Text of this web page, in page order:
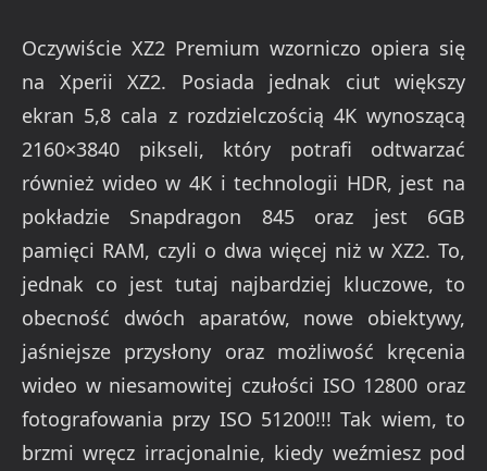
Oczywiście XZ2 Premium wzorniczo opiera się
na Xperii XZ2. Posiada jednak ciut większy
ekran 5,8 cala z rozdzielczością 4K wynoszącą
2160×3840 pikseli, który potrafi odtwarzać
również wideo w 4K i technologii HDR, jest na
pokładzie Snapdragon 845 oraz jest 6GB
pamięci RAM, czyli o dwa więcej niż w XZ2. To,
jednak co jest tutaj najbardziej kluczowe, to
obecność dwóch aparatów, nowe obiektywy,
jaśniejsze przysłony oraz możliwość kręcenia
wideo w niesamowitej czułości ISO 12800 oraz
fotografowania przy ISO 51200!!! Tak wiem, to
brzmi wręcz irracjonalnie, kiedy weźmiesz pod